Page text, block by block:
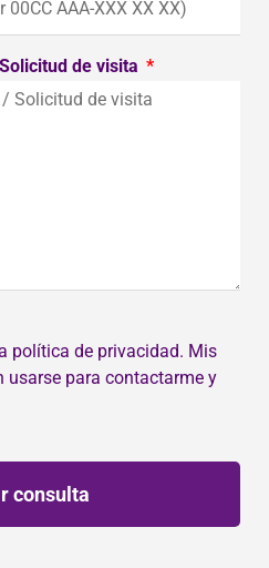
de visita
política de privacidad. Mis
usarse para contactarme y
consulta